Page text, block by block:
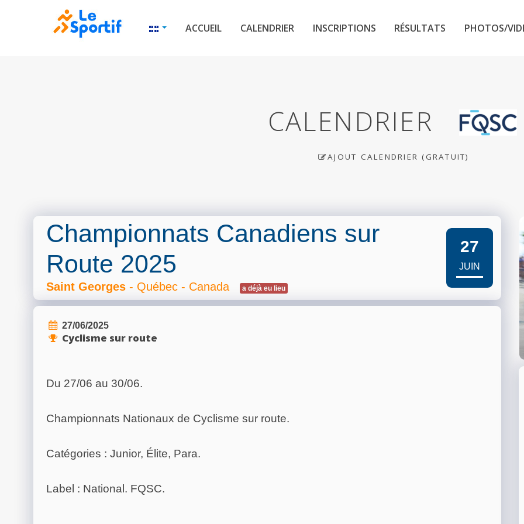
ACCUEIL CALENDRIER INSCRIPTIONS RÉSULTATS PHOTOS/
CALENDRIER
AJOUT CALENDRIER (GRATUIT)
Championnats Canadiens sur
Route 2025
Saint Georges - Québec - Canada a déjà eu lieu
27
JUIN
27/06/2025
Cyclisme sur route
Du 27/06 au 30/06.
Championnats Nationaux de Cyclisme sur route.
Catégories : Junior, Élite, Para.
Label : National. FQSC.